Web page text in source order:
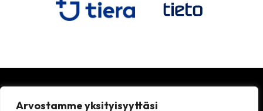
Arvostamme yksityisyyttäsi